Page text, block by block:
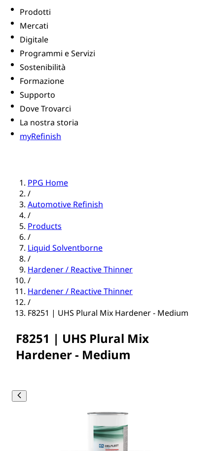
Prodotti
Mercati
Digitale
Programmi e Servizi
Sostenibilità
Formazione
Supporto
Dove Trovarci
La nostra storia
myRefinish
PPG Home
/
Automotive Refinish
/
Products
/
Liquid Solventborne
/
Hardener / Reactive Thinner
/
Hardener / Reactive Thinner
/
F8251 | UHS Plural Mix Hardener - Medium
F8251 | UHS Plural Mix
Hardener - Medium